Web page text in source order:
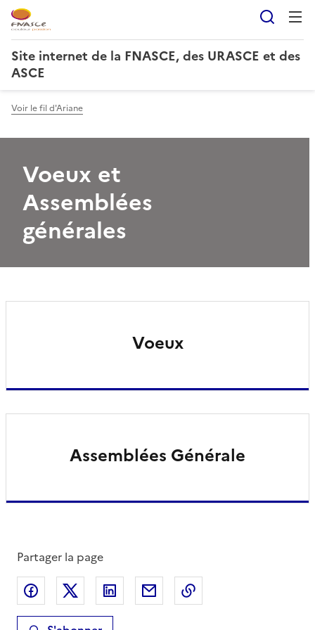
Site internet de la FNASCE, des URASCE et des
ASCE
Voir le fil d'Ariane
Voeux et
Assemblées
générales
Voeux
Assemblées Générale
Partager la page
Partager sur Facebook
Partager sur XPartager sur LinkedIn
Partager par email